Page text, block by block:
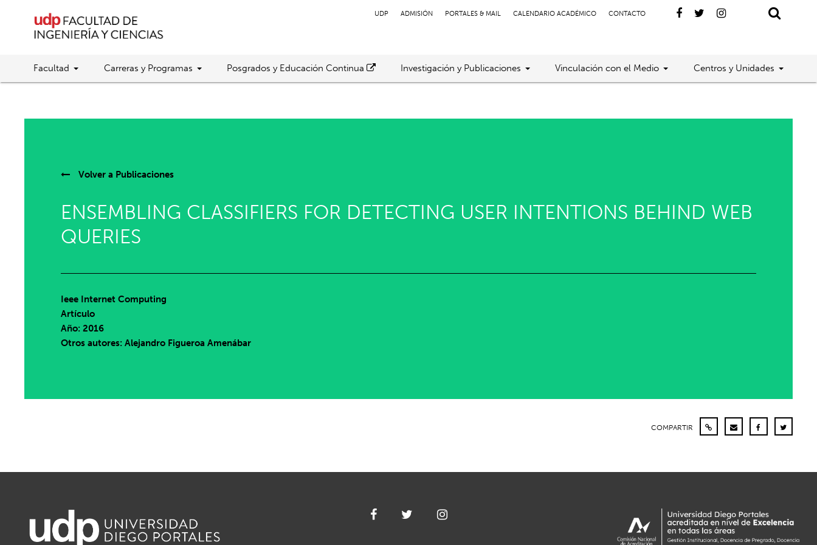
UDP ADMISIÓN PORTALES & MAIL CALENDARIO ACADÉMICO CONTACTO
Facultad Carreras y Programas Posgrados y Educación Continua Investigación y Publicaciones Vinculación con el Medio Centros y Unidades
Volver a Publicaciones
ENSEMBLING CLASSIFIERS FOR DETECTING USER INTENTIONS BEHIND WEB
QUERIES
Ieee Internet Computing
Artículo
Año: 2016
Otros autores: Alejandro Figueroa Amenábar
COMPARTIR